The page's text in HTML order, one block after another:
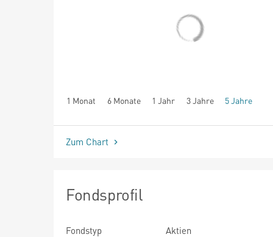
1 Monat 6 Monate 1 Jahr 3 Jahre 5 Jahre
seit Beginn
Zum Chart
Fondsprofil
Fondstyp
Aktien